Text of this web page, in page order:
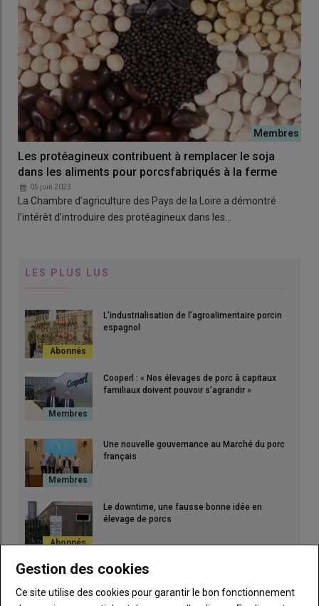
Les protéagineux contribuent à remplacer le soja
dans les aliments pour porcsfabriqués à la ferme
05 juin 2023
La Chambre d’agriculture des Pays de la Loire a démontré
l’intérêt d’introduire des protéagineux dans les…
LES PLUS LUS
L’industrialisation de l’agroalimentaire porcin
espagnol
Cooperl : « Nos élevages de porc à capitaux
familiaux doivent pouvoir s’agrandir »
Une nouvelle gouvernance au Marché du porc
français
Le downtime, une fausse bonne idée en
élevage de porcs
leur métier
Gestion des cookies
Ce site utilise des cookies pour garantir le bon fonctionnement